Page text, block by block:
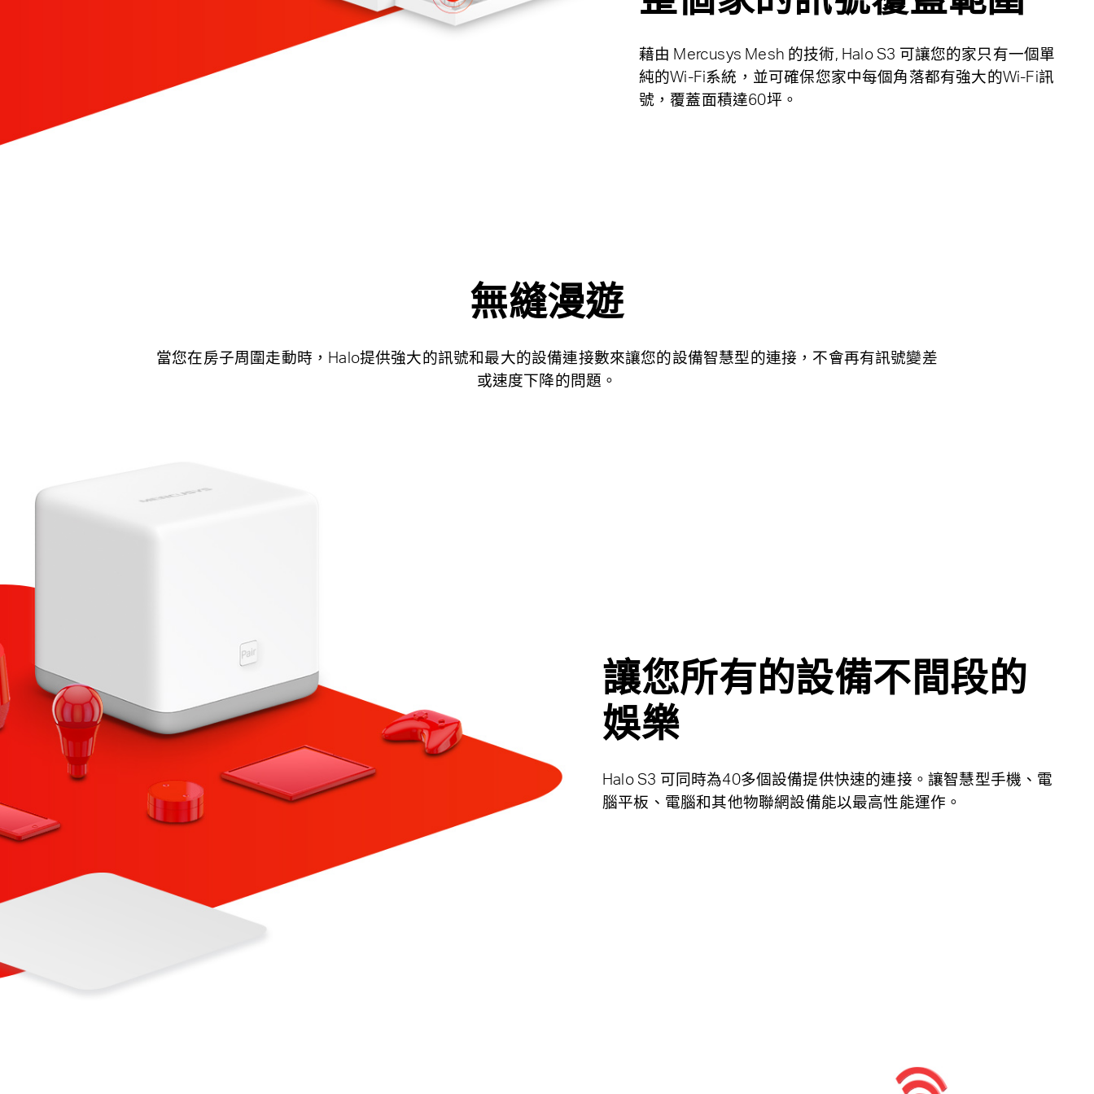
藉由 Mercusys Mesh 的技術, Halo S3 可讓您的家只有一個單
純的Wi-Fi系統，並可確保您家中每個角落都有強大的Wi-Fi訊
號，覆蓋面積達60坪。
無縫漫遊
當您在房子周圍走動時，Halo提供強大的訊號和最大的設備連接數來讓您的設備智慧型的連接，不會再有訊號變差
或速度下降的問題。
讓您所有的設備不間段的
娛樂
Halo S3 可同時為40多個設備提供快速的連接。讓智慧型手機、電
腦平板、電腦和其他物聯網設備能以最高性能運作。